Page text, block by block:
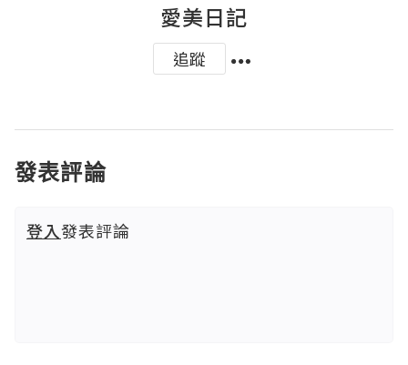
愛美日記
追蹤
發表評論
登入發表評論